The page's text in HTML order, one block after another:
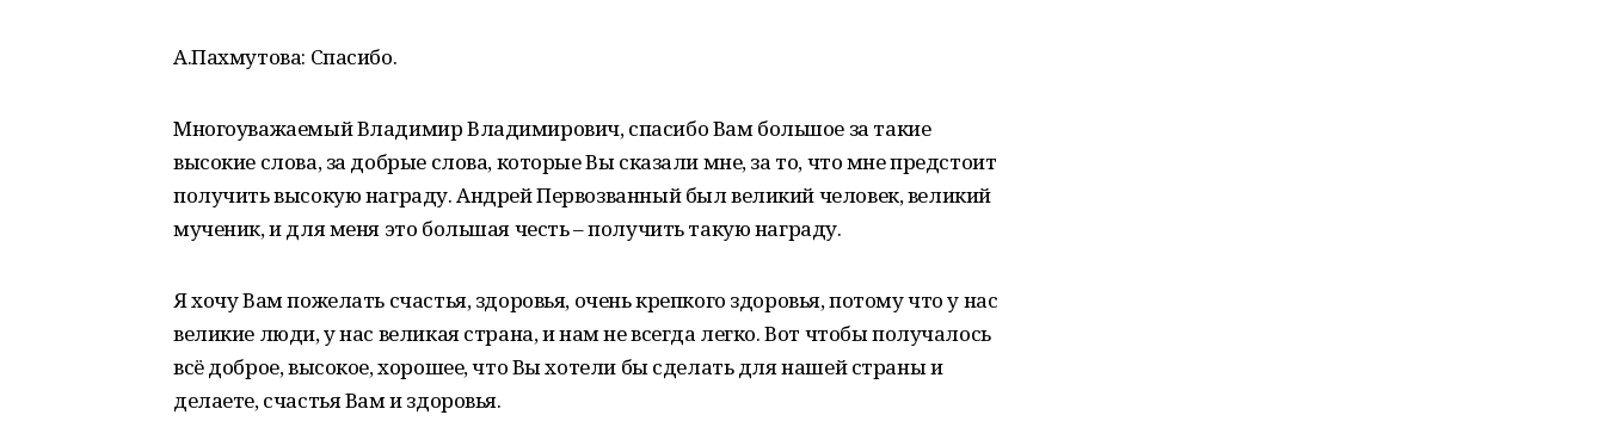
А.Пахмутова: Спасибо.
Многоуважаемый Владимир Владимирович, спасибо Вам большое за такие
высокие слова, за добрые слова, которые Вы сказали мне, за то, что мне предстоит
получить высокую награду. Андрей Первозванный был великий человек, великий
мученик, и для меня это большая честь – получить такую награду.
Я хочу Вам пожелать счастья, здоровья, очень крепкого здоровья, потому что у нас
великие люди, у нас великая страна, и нам не всегда легко. Вот чтобы получалось
всё доброе, высокое, хорошее, что Вы хотели бы сделать для нашей страны и
делаете, счастья Вам и здоровья.